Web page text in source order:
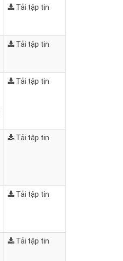
Tải tập tin
Tải tập tin
Tải tập tin
Tải tập tin
Tải tập tin
Tải tập tin